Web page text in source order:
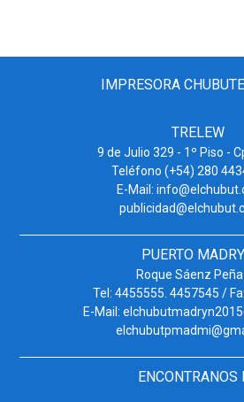
IMPRESORA
TRELEW
9 de Julio 329 - 1º Piso -
Teléfono (+54) 280
E-Mail:
PUERTO
Roque Sáenz
Tel: 4455555. 4457545 /
E-Mail:
ENCONTRANOS